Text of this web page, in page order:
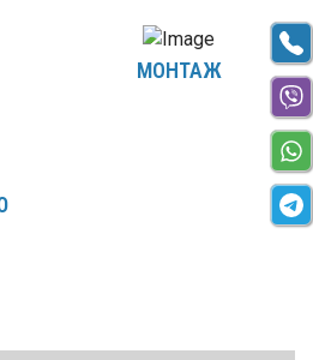
МОНТАЖ